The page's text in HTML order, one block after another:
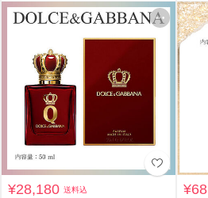
¥28,180送料込